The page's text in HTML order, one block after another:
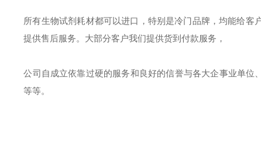
所有生物试剂耗材都可以进口，特别是冷门品牌，均能给客
提供售后服务。大部分客户我们提供货到付款服务，
公司自成立依靠过硬的服务和良好的信誉与各大企事业单
等等。